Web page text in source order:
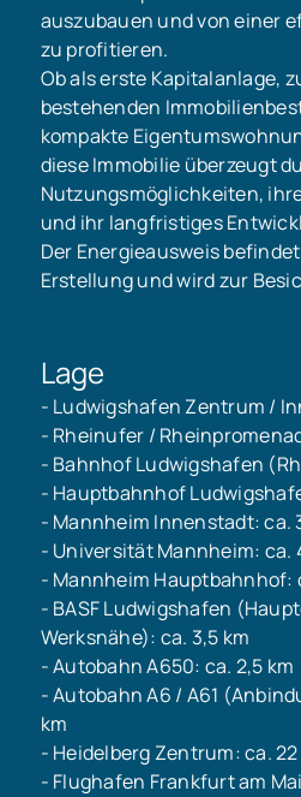
auszubauen und von einer
zu profitieren.
Ob als erste Kapitalanlage,
bestehenden
kompakte
diese Immobilie überzeugt
Nutzungsmöglichkeiten,
und ihr langfristiges
Der Energieausweis
Erstellung und wird zur
Lage
- Ludwigshafen Zentrum /
- Rheinufer /
- Bahnhof Ludwigshafen
- Hauptbahnhof
- Mannheim Innenstadt: ca.
- Universität Mannheim: ca.
- Mannheim Hauptbahnhof:
- BASF Ludwigshafen
Werksnähe): ca. 3,5 km
- Autobahn A650: ca. 2,5 km
- Autobahn A6 / A61
km
- Heidelberg Zentrum: ca. 22
- Flughafen Frankfurt am